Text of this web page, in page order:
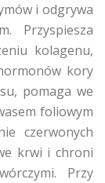
i odgrywa
Przyspiesza
kolagenu,
kory
pomaga we
foliowym
czerwonych
krwi i chroni
Przy